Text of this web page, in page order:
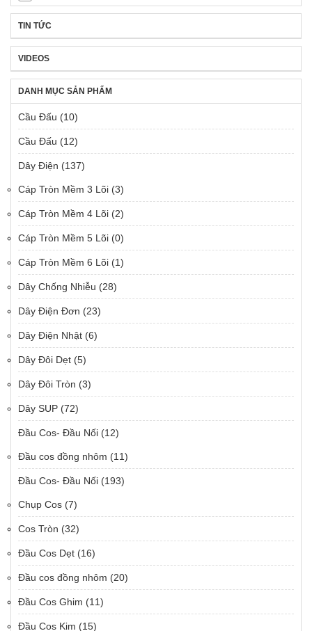
TIN TỨC
VIDEOS
DANH MỤC SẢN PHẨM
Cầu Đấu (10)
Cầu Đấu (12)
Dây Điện (137)
Cáp Tròn Mềm 3 Lõi (3)
Cáp Tròn Mềm 4 Lõi (2)
Cáp Tròn Mềm 5 Lõi (0)
Cáp Tròn Mềm 6 Lõi (1)
Dây Chống Nhiễu (28)
Dây Điện Đơn (23)
Dây Điện Nhật (6)
Dây Đôi Dẹt (5)
Dây Đôi Tròn (3)
Dây SUP (72)
Đầu Cos- Đầu Nối (12)
Đầu cos đồng nhôm (11)
Đầu Cos- Đầu Nối (193)
Chụp Cos (7)
Cos Tròn (32)
Đầu Cos Dẹt (16)
Đầu cos đồng nhôm (20)
Đầu Cos Ghim (11)
Đầu Cos Kim (15)